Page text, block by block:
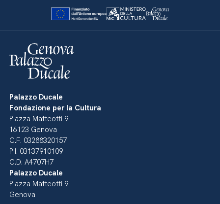
Palazzo Ducale
Fondazione per la Cultura
Piazza Matteotti 9
16123 Genova
C.F. 03288320157
P.I. 03137910109
C.D. A4707H7
Palazzo Ducale
Piazza Matteotti 9
Genova